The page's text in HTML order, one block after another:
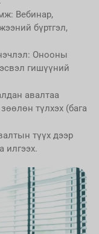
Вебинар,
бүртгэл,
Онооны
гишүүний
авалтаа
түлхэх (бага
түүх дээр
илгээх.